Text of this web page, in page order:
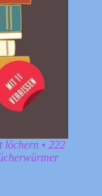
löchern • 222